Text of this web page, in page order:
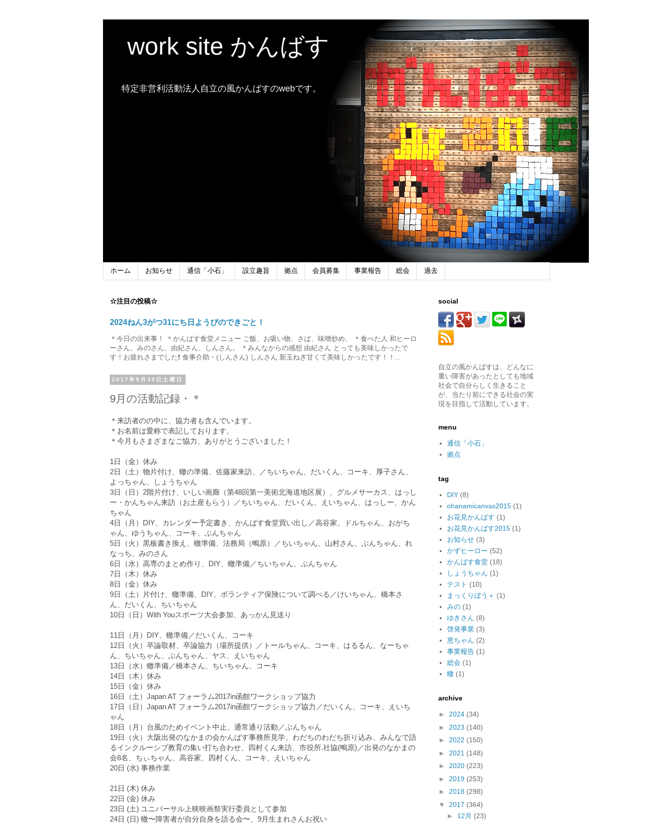
work site かんばす
特定非営利活動法人自立の風かんばすのwebです。
ホーム お知らせ 通信「小石」 設立趣旨 拠点 会員募集 事業報告 総会 過去
☆注目の投稿☆
2024ねん3がつ31にち日ようびのできごと！
＊今日の出来事！ ＊かんばす食堂メニュー ご飯、お吸い物、さば、味噌炒め、 ＊食べた人 和ヒーロ
ーさん、みのさん、由紀さん、しんさん。 ＊みんなからの感想 由紀さん とっても美味しかったで
す！お疲れさまでした❗ 食事介助・(しんさん) しんさん 新玉ねぎ甘くて美味しかったです！！...
2017年9月30日土曜日
9月の活動記録・＊
＊来訪者のの中に、協力者も含んでいます。
＊お名前は愛称で表記しております。
＊今月もさまざまなご協力、ありがとうございました！
1日（金）休み
2日（土）物片付け、轍の準備、佐藤家来訪、／ちいちゃん、だいくん、コーキ、厚子さん、
よっちゃん、しょうちゃん
3日（日）2階片付け、いしい画廊（第48回第一美術北海道地区展）、グルメサーカス、はっし
ー・かんちゃん来訪（お土産もらう）／ちいちゃん、だいくん、えいちゃん、はっしー、かん
ちゃん
4日（月）DIY、カレンダー予定書き、かんばす食堂買い出し／高谷家、ドルちゃん、おがち
ゃん、ゆうちゃん、コーキ、ぶんちゃん
5日（火）黒板書き換え、轍準備、法務局（鴫原）／ちいちゃん、山村さん、ぶんちゃん、れ
なっち、みのさん
6日（水）高専のまとめ作り、DIY、轍準備／ちいちゃん、ぶんちゃん
7日（木）休み
8日（金）休み
9日（土）片付け、轍準備、DIY、ボランティア保険について調べる／けいちゃん、橋本さ
ん、だいくん、ちいちゃん
10日（日）With Youスポーツ大会参加、あっかん見送り
11日（月）DIY、轍準備／だいくん、コーキ
12日（火）卒論取材、卒論協力（場所提供）／トールちゃん、コーキ、はるるん、なーちゃ
ん、ちいちゃん、ぶんちゃん、ヤス、えいちゃん
13日（水）轍準備／橋本さん、ちいちゃん、コーキ
14日（木）休み
15日（金）休み
16日（土）Japan AT フォーラム2017in函館ワークショップ協力
17日（日）Japan AT フォーラム2017in函館ワークショップ協力／だいくん、コーキ、えいち
ゃん
18日（月）台風のためイベント中止、通常通り活動／ぶんちゃん
19日（火）大阪出発のなかまの会かんばす事務所見学、わだちのわだち折り込み、みんなで語
るインクルーシブ教育の集い打ち合わせ、四村くん来訪、市役所.社協(鴫原)／出発のなかまの
会8名、ちぃちゃん、高谷家、四村くん、コーキ、えいちゃん
20日 (水) 事務作業
21日 (木) 休み
22日 (金) 休み
23日 (土) ユニバーサル上映映画祭実行委員として参加
24日 (日) 轍〜障害者が自分自身を語る会〜、9月生まれさんお祝い
social
自立の風かんばすは、どんなに
重い障害があったとしても地域
社会で自分らしく生きること
が、当たり前にできる社会の実
現を目指して活動しています。
menu
通信「小石」
拠点
tag
DIY (8)
ohanamicanvas2015 (1)
お花見かんばす (1)
お花見かんばす2015 (1)
お知らせ (3)
かずヒーロー (52)
かんばす食堂 (18)
しょうちゃん (1)
テスト (10)
まっくりぼう＋ (1)
みの (1)
ゆきさん (8)
啓発事業 (3)
恵ちゃん (2)
事業報告 (1)
総会 (1)
轍 (1)
archive
► 2024 (34)
► 2023 (140)
► 2022 (150)
► 2021 (148)
► 2020 (223)
► 2019 (253)
► 2018 (298)
▼ 2017 (364)
► 12月 (23)